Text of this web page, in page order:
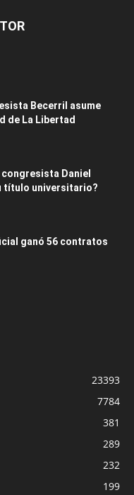
Becerril asume
de La Libertad
Daniel
título universitario?
ganó 56 contratos
23393
7784
381
289
232
199